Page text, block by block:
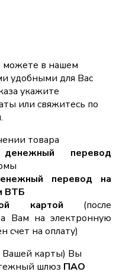
можете в нашем
удобными для Вас
укажите
или свяжитесь по
товара
денежный перевод
перевод на
ВТБ
картой (после
Вам на электронную
счет на оплату)
Вашей карты) Вы
шлюз ПАО